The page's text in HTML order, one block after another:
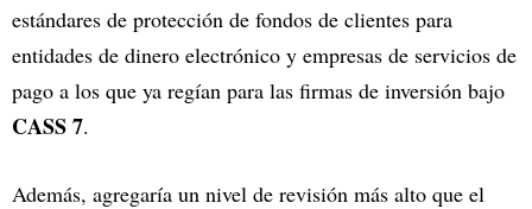
estándares de protección de fondos de clientes para
entidades de dinero electrónico y empresas de servicios de
pago a los que ya regían para las firmas de inversión bajo
CASS 7.
Además, agregaría un nivel de revisión más alto que el